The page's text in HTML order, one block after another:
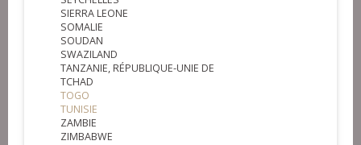
SIERRA LEONE
SOMALIE
SOUDAN
SWAZILAND
TANZANIE, RÉPUBLIQUE-UNIE DE
TCHAD
TOGO
TUNISIE
ZAMBIE
ZIMBABWE